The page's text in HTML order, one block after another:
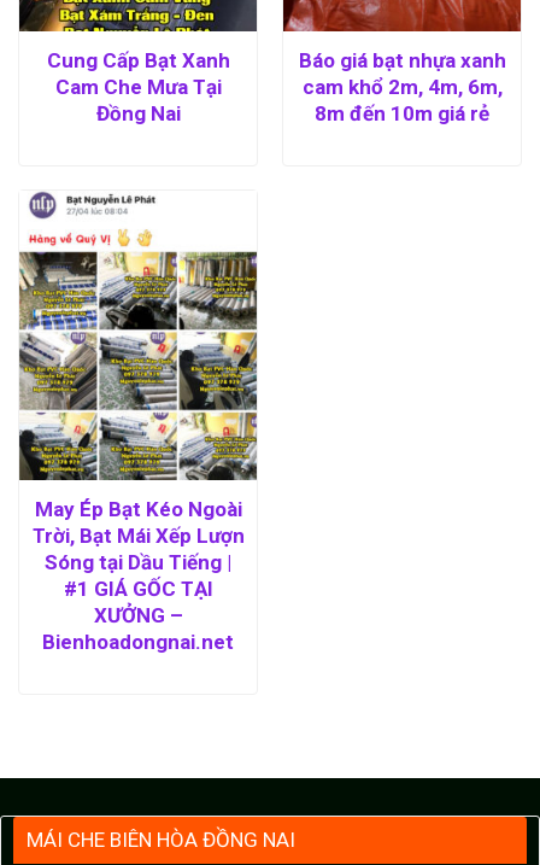
Cung Cấp Bạt Xanh
Cam Che Mưa Tại
Đồng Nai
Báo giá bạt nhựa xanh
cam khổ 2m, 4m, 6m,
8m đến 10m giá rẻ
May Ép Bạt Kéo Ngoài
Trời, Bạt Mái Xếp Lượn
Sóng tại Dầu Tiếng |
#1 GIÁ GỐC TẠI
XƯỞNG –
Bienhoadongnai.net
MÁI CHE BIÊN HÒA ĐỒNG NAI